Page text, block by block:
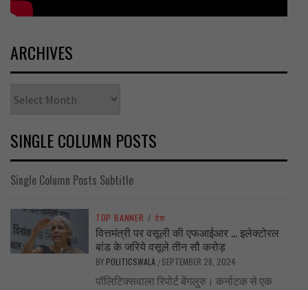
ARCHIVES
SINGLE COLUMN POSTS
Single Column Posts Subtitle
TOP BANNER / देश
वित्तमंत्री पर वसूली की एफआईआर … इलेक्टोरल
बांड के जरिये वसूले तीन सौ करोड़
BY POLITICSWALA / SEPTEMBER 28, 2024
पॉलिटिक्सवाला रिपोर्ट बेंगलुरु। कर्नाटक से एक